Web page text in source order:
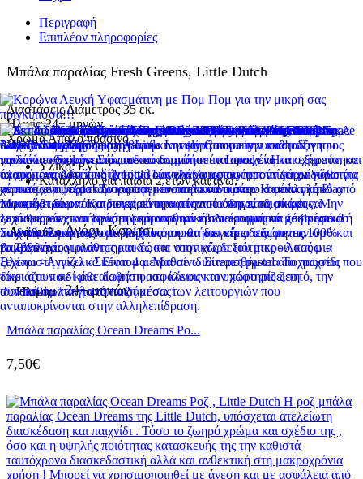
Περιγραφή
Επιπλέον πληροφορίες
Μπάλα παραλίας Fresh Greens, Little Dutch
Διαστάσεις Διάμετρος 35 εκ.
Ηλικία 24+ μηνών
ΧρώμαΑπαλό πράσινο
Υλικό: PVC.
Κατάλληλο για παιδιά 2 ετών και άνω.
Ανά φύλο Αγόρι, Κορίτσι
Ηλικία 24+ μηνών
Μπάλα παραλίας Ocean Dreams Ρο...
7,50€